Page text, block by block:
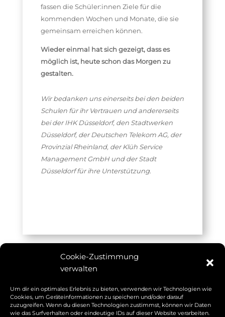
Cookie-Zustimmung
verwalten
Um dir ein optimales Erlebnis zu bieten, verwenden wir Technologien wie
Cookies, um Geräteinformationen zu speichern und/oder darauf
zuzugreifen. Wenn du diesen Technologien zustimmst, können wir Daten
wie das Surfverhalten oder eindeutige IDs auf dieser Website verarbeiten.
fassen die Schüler:innen Ziele für die
kommenden Wochen und Monate, die sie
gemeinsam erreichen können.
Wieder einmal hat sich gezeigt, dass es
möglich ist, heute schon das Morgen zu
gestalten.
Wir bedanken uns einerseits bei den beiden
Schulen für ihr Vertrauen und andererseits
bei der IHK Düsseldorf, den Stadtwerken
Düsseldorf, der Deutschen Telekom AG, der
Provinzial Rheinland, der Klüh Service
Management GmbH und der Stadt
Düsseldorf für ihre Unterstützung.
Weitere Beiträge